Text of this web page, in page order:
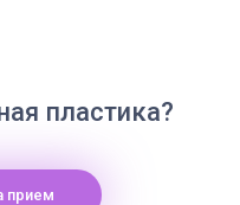
пластика?
прием